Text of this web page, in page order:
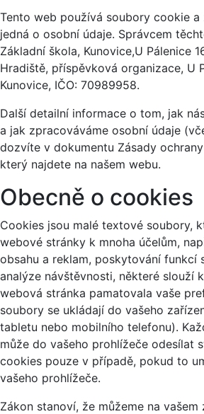
Tento web používá soubory cookie a
jedná o osobní údaje. Správcem
Základní škola, Kunovice,U Pálenice
Hradiště, příspěvková organizace, U
Kunovice, IČO: 70989958.
Další detailní informace o tom, jak
a jak zpracováváme osobní údaje
dozvíte v dokumentu Zásady
který najdete na našem webu.
Obecně o cookies
Cookies jsou malé textové soubory,
webové stránky k mnoha účelům,
obsahu a reklam, poskytování funkcí
analýze návštěvnosti, některé slouží
webová stránka pamatovala vaše
soubory se ukládají do vašeho
tabletu nebo mobilního telefonu).
může do vašeho prohlížeče odesílat
cookies pouze v případě, pokud to
vašeho prohlížeče.
Zákon stanoví, že můžeme na vašem